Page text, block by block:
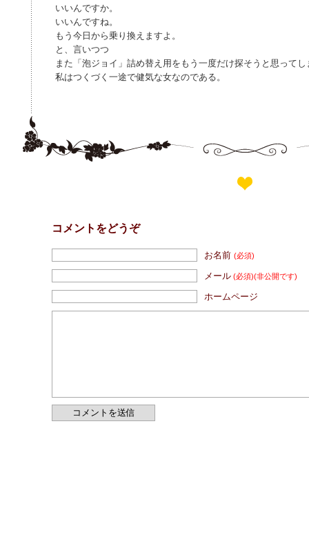
いいんですか。
いいんですね。
もう今日から乗り換えますよ。
と、言いつつ
また「泡ジョイ」詰め替え用をもう一度だけ探そうと思ってし
私はつくづく一途で健気な女なのである。
コメントをどうぞ
お名前(必須)
メール (必須)(非公開です)
ホームページ